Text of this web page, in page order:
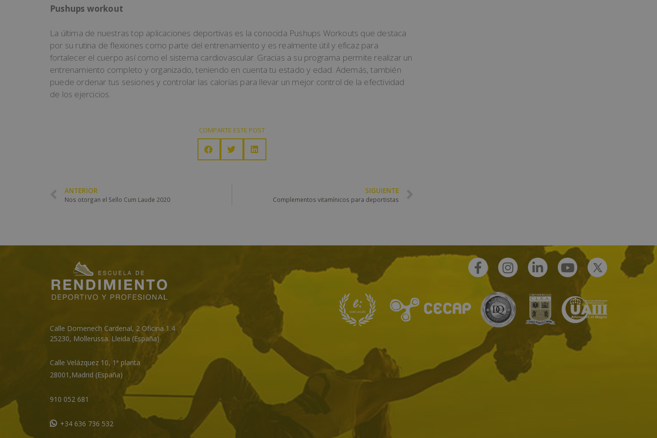
Pushups workout
La última de nuestras top aplicaciones deportivas es la conocida Pushups Workouts que destaca
por su rutina de flexiones como parte del entrenamiento y es realmente útil y eficaz para
fortalecer el cuerpo así como el sistema cardiovascular. Gracias a su programa permite realizar un
entrenamiento completo y organizado, teniendo en cuenta tu estado y edad. Además, también
puede ordenar tus sesiones y controlar las calorías para llevar un mejor control de la efectividad
de los ejercicios.
COMPARTE ESTE POST
ANTERIOR
Nos otorgan el Sello Cum Laude 2020
SIGUIENTE
Complementos vitamínicos para deportistas
Calle Domenech Cardenal, 2 Oficina 1.4
25230, Mollerussa. Lleida (España)
Calle Velázquez 10, 1ª planta
28001,Madrid (España)
910 052 681
+34 636 736 532